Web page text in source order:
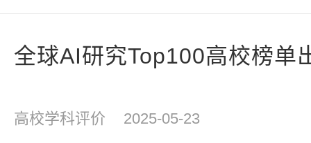
全球AI研究Top100高校榜单
高校学科评价 2025-05-23